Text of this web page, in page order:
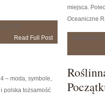
Read Full Post
miejsca.
Oceaniczne
– moda, symbole,
i polska tożsamość